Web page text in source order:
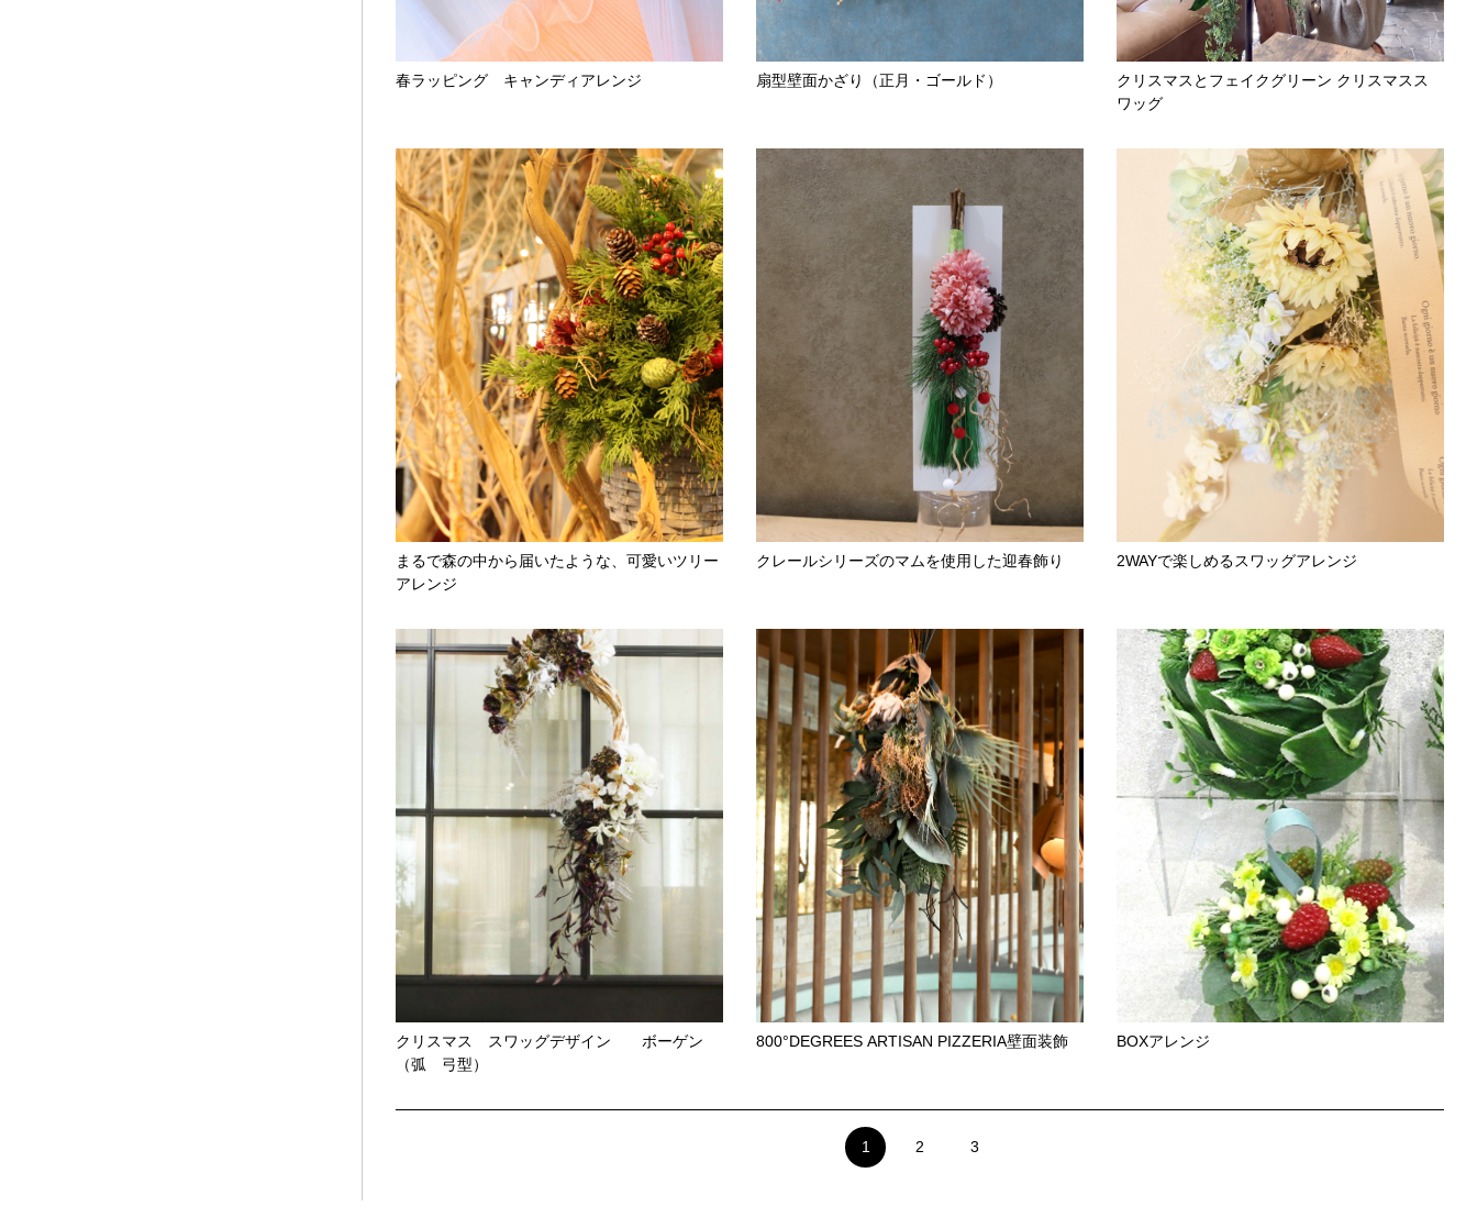
春ラッピング キャンディアレンジ 扇型壁面かざり（正月・ゴールド）
クリスマスとフェイクグリーン クリスマスス
ワッグ
まるで森の中から届いたような、可愛いツリー
アレンジ
クレールシリーズのマムを使用した迎春飾り 2WAYで楽しめるスワッグアレンジ
クリスマス スワッグデザイン ボーゲン
（弧 弓型）
800°DEGREES ARTISAN PIZZERIA壁面装飾 BOXアレンジ
1 2 3